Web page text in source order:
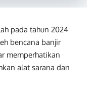
pada tahun 2024
bencana banjir
memperhatikan
alat sarana dan